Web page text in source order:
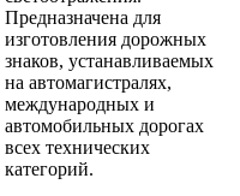
Предназначена для
изготовления дорожных
знаков, устанавливаемых
на автомагистралях,
международных и
автомобильных дорогах
всех технических
категорий.